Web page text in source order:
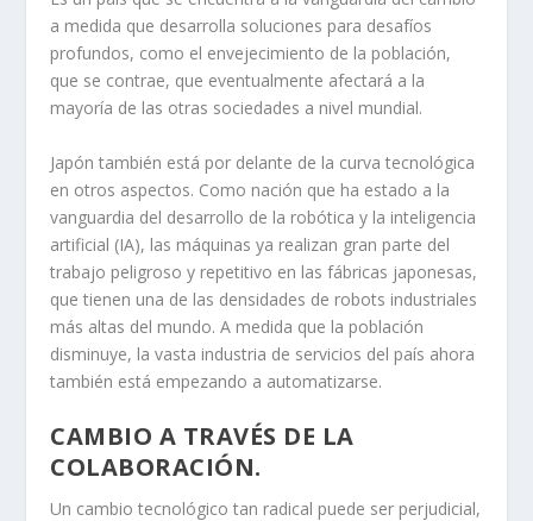
a medida que desarrolla soluciones para desafíos
profundos, como el envejecimiento de la población,
que se contrae, que eventualmente afectará a la
mayoría de las otras sociedades a nivel mundial.
Japón también está por delante de la curva tecnológica
en otros aspectos. Como nación que ha estado a la
vanguardia del desarrollo de la robótica y la inteligencia
artificial (IA), las máquinas ya realizan gran parte del
trabajo peligroso y repetitivo en las fábricas japonesas,
que tienen una de las densidades de robots industriales
más altas del mundo. A medida que la población
disminuye, la vasta industria de servicios del país ahora
también está empezando a automatizarse.
CAMBIO A TRAVÉS DE LA
COLABORACIÓN.
Un cambio tecnológico tan radical puede ser perjudicial,